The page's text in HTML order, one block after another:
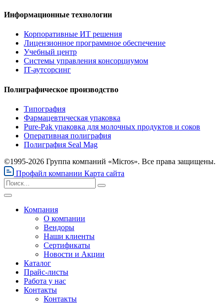
Информационные технологии
Корпоративные ИТ решения
Лицензионное программное обеспечение
Учебный центр
Системы управления консорциумом
IT-аутсорсинг
Полиграфическое производство
Типография
Фармацевтическая упаковка
Pure-Pak упаковка для молочных продуктов и соков
Оперативная полиграфия
Полиграфия Seal Mag
©1995-2026 Группа компаний «Micros». Все права защищены.
Профайл компании Карта сайта
Компания
О компании
Вендоры
Наши клиенты
Сертификаты
Новости и Акции
Каталог
Прайс-листы
Работа у нас
Контакты
Контакты